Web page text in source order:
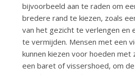
bijvoorbeeld aan te raden om
bredere rand te kiezen, zoals
van het gezicht te verlengen en
te vermijden. Mensen met een
kunnen kiezen voor hoeden met
een baret of vissershoed, om